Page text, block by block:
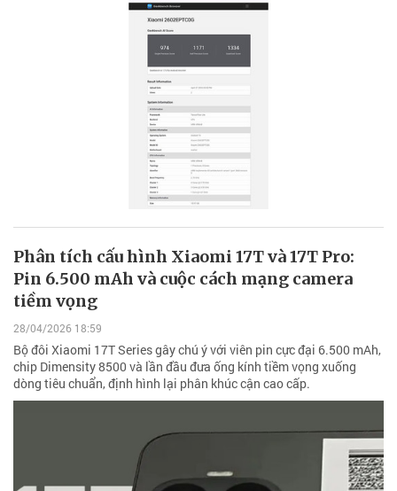
Phân tích cấu hình Xiaomi 17T và 17T Pro:
Pin 6.500 mAh và cuộc cách mạng camera
tiềm vọng
28/04/2026 18:59
Bộ đôi Xiaomi 17T Series gây chú ý với viên pin cực đại 6.500 mAh,
chip Dimensity 8500 và lần đầu đưa ống kính tiềm vọng xuống
dòng tiêu chuẩn, định hình lại phân khúc cận cao cấp.